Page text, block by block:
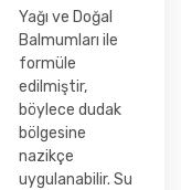
Yağı ve Doğal
Balmumları ile
formüle
edilmiştir,
böylece dudak
bölgesine
nazikçe
uygulanabilir. Su